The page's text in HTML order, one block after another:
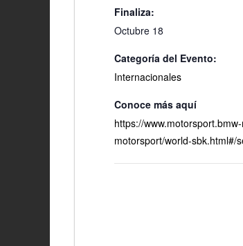
Finaliza:
Octubre 18
Categoría del Evento:
Internacionales
https://
motorsport/world-sbk.html#/